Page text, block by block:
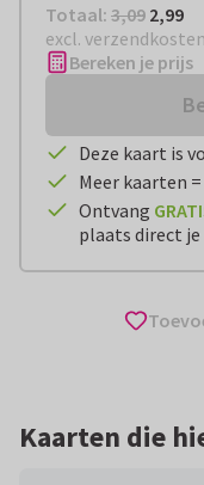
Totaal: € 2,99
Totaal: 3,09 2,99
excl. verzendkosten
Bereken je prijs
Deze kaart is
Meer kaarten
Ontvang
plaats direct
Kaarten die